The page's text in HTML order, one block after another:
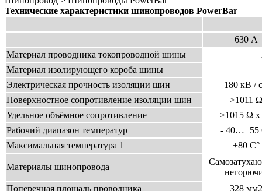
Технические характеристики шинопроводов PowerBar
630 А
Материал проводника токопроводной шины
Материал изолирующего короба шины
Электрическая прочность изоляции шин
180 кВ /
Поверхностное сопротивление изоляции шин
>1011 Ω
Удельное объёмное сопротивление
>1015Ω x
Рабочий диапазон температур
- 40…+55
Максимальная температура 1
+80 С°
Материалы шинопровода
Поперечная площадь проводника
328 мм2